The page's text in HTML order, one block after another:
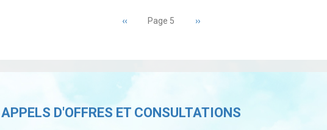
Page
précédente
‹‹ Page 5 Page
››
APPELS D'OFFRES ET CONSULTATIONS